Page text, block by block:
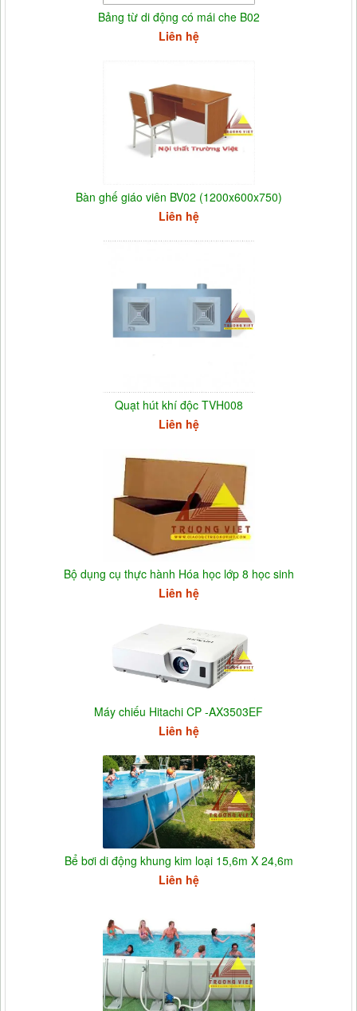
Bảng từ di động có mái che B02
Liên hệ
Bàn ghế giáo viên BV02 (1200x600x750)
Liên hệ
Quạt hút khí độc TVH008
Liên hệ
Bộ dụng cụ thực hành Hóa học lớp 8 học sinh
Liên hệ
Máy chiếu Hitachi CP -AX3503EF
Liên hệ
Bể bơi di động khung kim loại 15,6m X 24,6m
Liên hệ